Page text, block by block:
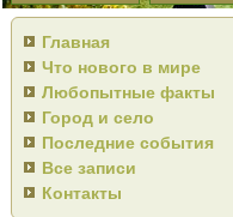
Главная
Что нового в мире
Любопытные факты
Город и село
Последние события
Все записи
Контакты